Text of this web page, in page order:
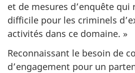
et de mesures d’enquête qui
difficile pour les criminels
activités dans ce domaine. »
Reconnaissant le besoin de
d’engagement pour un